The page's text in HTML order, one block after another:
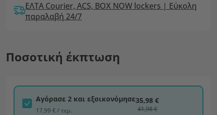
ΕΛΤΑ Courier, ACS, BOX NOW lockers | Εύκολη
παραλαβή 24/7
Ποσοτική έκπτωση
Αγόρασε 2 και εξοικονόμησε
17,99 € / τεμ.
35,98 €
41,98 €